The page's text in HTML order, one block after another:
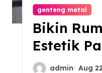
genteng metal
Bikin
Estetik
Metal
admin Aug